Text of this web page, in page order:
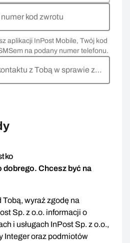
kod zwrotu
aplikacji InPost Mobile, Twój kod
na podany numer telefonu.
z Tobą w sprawie zwrotu
dobrego. Chcesz być na
wyraź zgodę na
Sp. z o.o. informacji o
i usługach InPost Sp. z o.o.,
Integer oraz podmiotów